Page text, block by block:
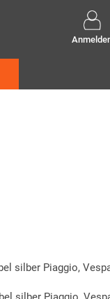
silber Piaggio,